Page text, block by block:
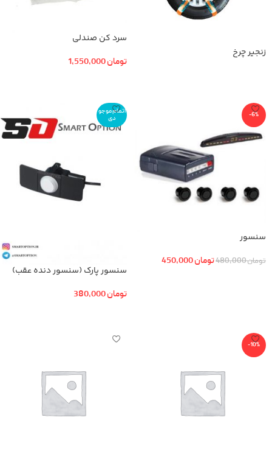
زنجیر چرخ
سرد کن صندلی
تومان
-6%
سنسور
تومان480,000 تومان
اتمام موجو
دی
سنسور پارک (سنسور دنده عقب)
تومان
-10%